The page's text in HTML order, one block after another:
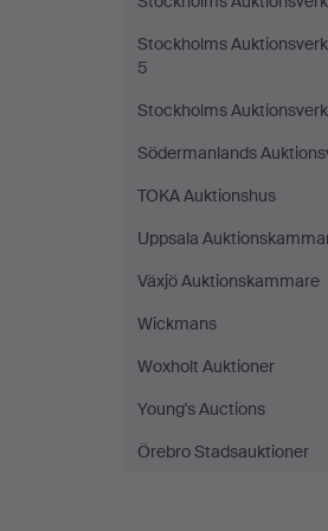
Stockholms
5
Stockholms
Södermanlands
TOKA Auktionshus
Uppsala
Växjö Auktionskammare
Wickmans
Woxholt Auktioner
Young's Auctions
Örebro Stadsauktioner